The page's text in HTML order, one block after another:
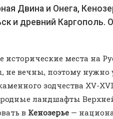
Двина и Онега,
и древний
места на
вечны, поэтому нужно
зодчества XV-
ландшафты
в Кенозерье —